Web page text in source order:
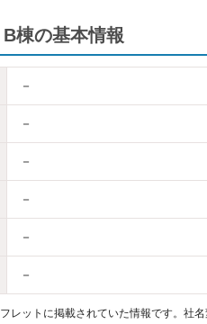
棟の基本情報
－
－
－
－
－
－
レットに掲載されていた情報です。社